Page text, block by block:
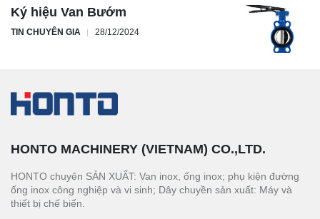
Ký hiệu Van Bướm
TIN CHUYÊN GIA 28/12/2024
HONTO MACHINERY (VIETNAM) CO.,LTD.
HONTO chuyên SẢN XUẤT: Van inox, ống inox; phụ kiện đường
ống inox công nghiệp và vi sinh; Dây chuyền sản xuất: Máy và
thiết bị chế biến.